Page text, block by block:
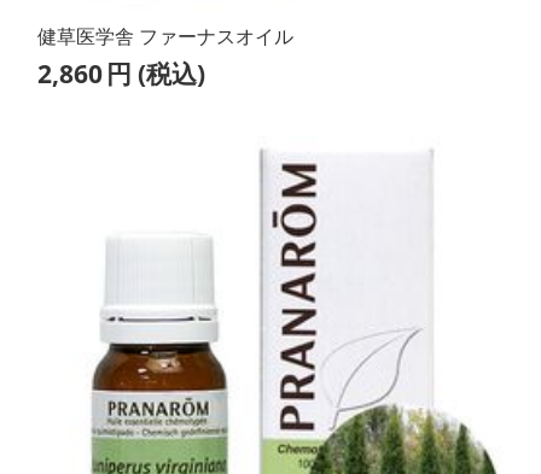
健草医学舎 ファーナスオイル
2,860円 (税込)